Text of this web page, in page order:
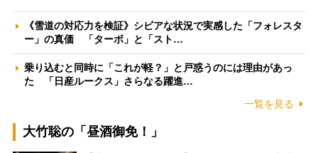
《雪道の対応力を検証》シビアな状況で実感した「フォレスタ
ー」の真価 「ターボ」と「スト…
乗り込むと同時に「これが軽？」と戸惑うのには理由があっ
た 「日産ルークス」さらなる躍進…
一覧を見る
大竹聡の「昼酒御免！」